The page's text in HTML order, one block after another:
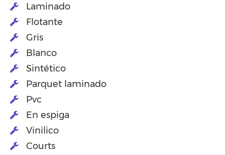
Laminado
Flotante
Gris
Blanco
Sintético
Parquet laminado
Pvc
En espiga
Vinilico
Courts